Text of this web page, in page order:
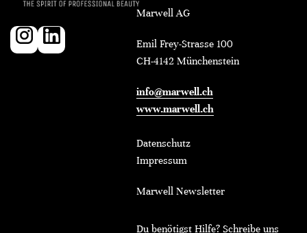
Marwell AG
Emil Frey-Strasse 100
CH-4142 Münchenstein
info@marwell.ch
www.marwell.ch
Datenschutz
Impressum
Marwell Newsletter
Du benötigst Hilfe? Schreibe uns